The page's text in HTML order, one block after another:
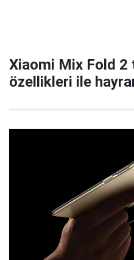
Xiaomi Mix Fold 2
özellikleri ile